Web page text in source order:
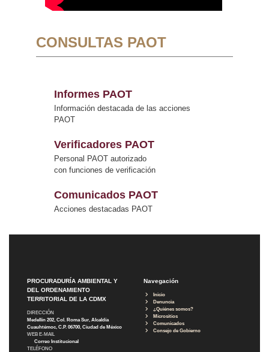
CONSULTAS PAOT
Informes PAOT
Información destacada de las acciones
PAOT
Verificadores PAOT
Personal PAOT autorizado
con funciones de verificación
Comunicados PAOT
Acciones destacadas PAOT
PROCURADURÍA AMBIENTAL Y
DEL ORDENAMIENTO
TERRITORIAL DE LA CDMX
DIRECCIÓN
Medellín 202, Col. Roma Sur, Alcaldía
Cuauhtémoc, C.P. 06700, Ciudad de México
WEB E-MAIL
Correo Institucional
TELÉFONO
Navegación
Inicio
Denuncia
¿Quiénes somos?
Micrositios
Comunicados
Consejo de Gobierno